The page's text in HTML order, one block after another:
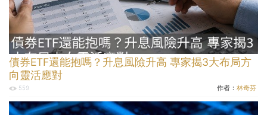
債券ETF還能抱嗎？升息風險升高 專家揭3大布局方
向靈活應對
559 作者： 林奇芬